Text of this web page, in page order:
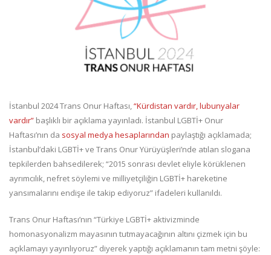
İstanbul 2024 Trans Onur Haftası,“Kürdistan vardır, lubunyalar
vardır” başlıklı bir açıklama yayınladı. İstanbul LGBTİ+ Onur
Haftası’nın da sosyal medya hesaplarından paylaştığı açıklamada;
İstanbul’daki LGBTİ+ ve Trans Onur Yürüyüşleri’nde atılan slogana
tepkilerden bahsedilerek; “2015 sonrası devlet eliyle körüklenen
ayrımcılık, nefret söylemi ve milliyetçiliğin LGBTİ+ hareketine
yansımalarını endişe ile takip ediyoruz” ifadeleri kullanıldı.
Trans Onur Haftası’nın “Türkiye LGBTİ+ aktivizminde
homonasyonalizm mayasının tutmayacağının altını çizmek için bu
açıklamayı yayınlıyoruz” diyerek yaptığı açıklamanın tam metni şöyle: